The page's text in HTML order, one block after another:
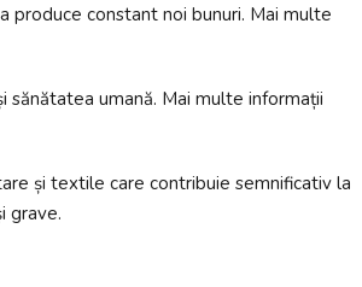
produce constant noi bunuri. Mai multe
umană. Mai multe informații
și textile care contribuie semnificativ la
grave.